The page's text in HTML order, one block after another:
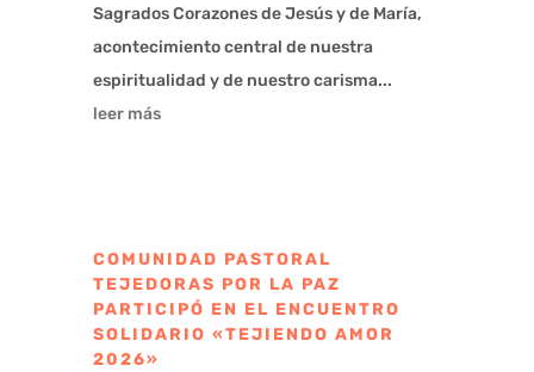
Sagrados Corazones de Jesús y de María,
acontecimiento central de nuestra
espiritualidad y de nuestro carisma...
leer más
COMUNIDAD PASTORAL
TEJEDORAS POR LA PAZ
PARTICIPÓ EN EL ENCUENTRO
SOLIDARIO «TEJIENDO AMOR
2026»